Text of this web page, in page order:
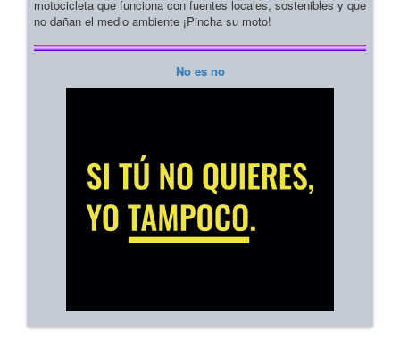
motocicleta que funciona con fuentes locales, sostenibles y que
no dañan el medio ambiente ¡Pincha su moto!
No es no